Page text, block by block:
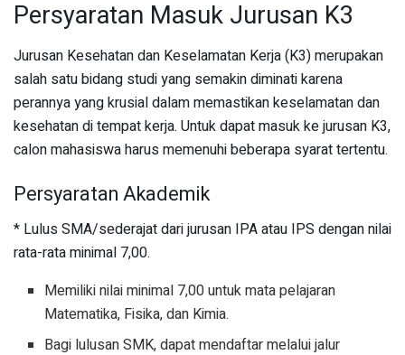
Persyaratan Masuk Jurusan K3
Jurusan Kesehatan dan Keselamatan Kerja (K3) merupakan
salah satu bidang studi yang semakin diminati karena
perannya yang krusial dalam memastikan keselamatan dan
kesehatan di tempat kerja. Untuk dapat masuk ke jurusan K3,
calon mahasiswa harus memenuhi beberapa syarat tertentu.
Persyaratan Akademik
* Lulus SMA/sederajat dari jurusan IPA atau IPS dengan nilai
rata-rata minimal 7,00.
Memiliki nilai minimal 7,00 untuk mata pelajaran
Matematika, Fisika, dan Kimia.
Bagi lulusan SMK, dapat mendaftar melalui jalur